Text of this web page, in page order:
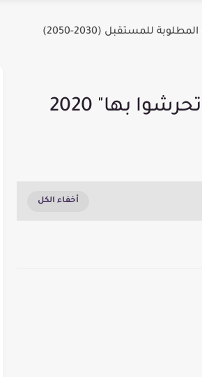
للمستقبل (2030-2050)
بها" 2020